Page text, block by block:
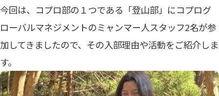
今回は、コプロ部の１つである「登山部」にコプログ
ローバルマネジメントのミャンマー人スタッフ2名が参
加してきましたので、その入部理由や活動をご紹介しま
す。